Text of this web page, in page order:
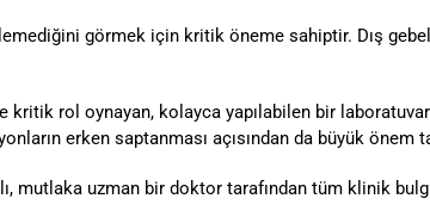
görmek için kritik öneme sahiptir. Dış
kritik rol oynayan, kolayca yapılabilen bir
erken saptanması açısından da büyük önem
mutlaka uzman bir doktor tarafından tüm klinik